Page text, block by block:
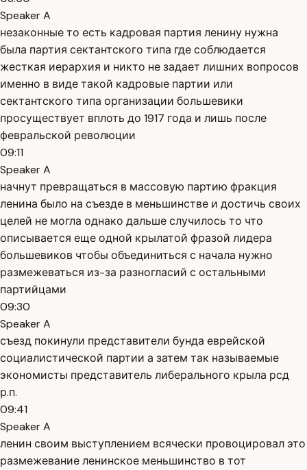
Speaker A
незаконные то есть кадровая партия ленину нужна
была партия сектантского типа где соблюдается
жесткая иерархия и никто не задает лишних вопросов
именно в виде такой кадровые партии или
сектантского типа организации большевики
просуществует вплоть до 1917 года и лишь после
февральской революции
09:11
Speaker A
начнут превращаться в массовую партию фракция
ленина было на съезде в меньшинстве и достичь своих
целей не могла однако дальше случилось то что
описывается еще одной крылатой фразой лидера
большевиков чтобы объединиться с начала нужно
размежеваться из-за разногласий с остальными
партийцами
09:30
Speaker A
съезд покинули представители бунда еврейской
социалистической партии а затем так называемые
экономисты представитель либерального крыла рсд
р.п.
09:41
Speaker A
ленин своим выступлением всячески провоцировал это
размежевание ленинское меньшинство в тот